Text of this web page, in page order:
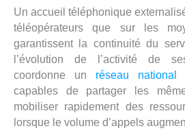
Un accueil téléphonique
téléopérateurs que sur les
garantissent la continuité du
l’évolution de l’activité de
coordonne un réseau national
capables de partager les
mobiliser rapidement des
lorsque le volume d’appels